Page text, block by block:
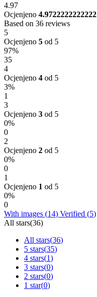
4.97
Ocjenjeno 4.9722222222222
Based on 36 reviews
5
Ocjenjeno 5 od 5
97%
35
4
Ocjenjeno 4 od 5
3%
1
3
Ocjenjeno 3 od 5
0%
0
2
Ocjenjeno 2 od 5
0%
0
1
Ocjenjeno 1 od 5
0%
0
With images (14) Verified (5)
All stars(36)
All stars(36)
5 stars(35)
4 stars(1)
3 stars(0)
2 stars(0)
1 star(0)